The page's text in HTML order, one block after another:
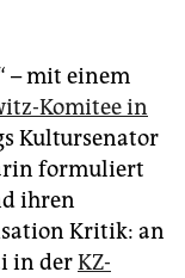
– mit einem
Komitee in
Kultursenator
formuliert
ihren
Kritik: an
in derKZ-